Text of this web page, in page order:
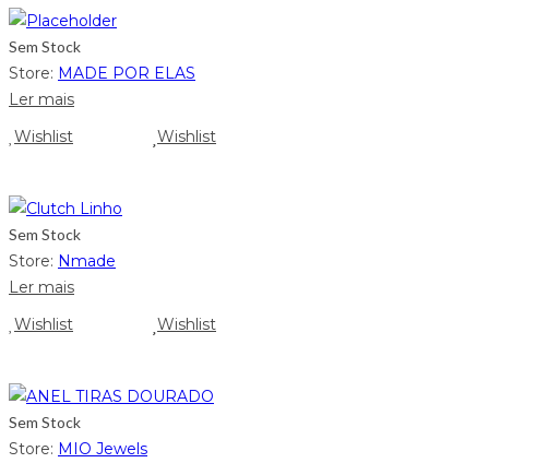
Sem Stock
Store: MADE POR ELAS
Ler mais
Wishlist
Wishlist
Sem Stock
Store: Nmade
Ler mais
Wishlist
Wishlist
Sem Stock
Store: MIO Jewels